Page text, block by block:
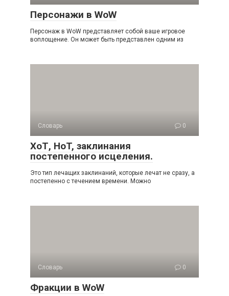
Персонажи в WoW
Персонаж в WoW представляет собой ваше игровое
воплощение. Он может быть представлен одним из
Словарь 0
ХоТ, HoT, заклинания
постепенного исцеления.
Это тип лечащих заклинаний, которые лечат не сразу, а
постепенно с течением времени. Можно
Словарь 0
Фракции в WoW